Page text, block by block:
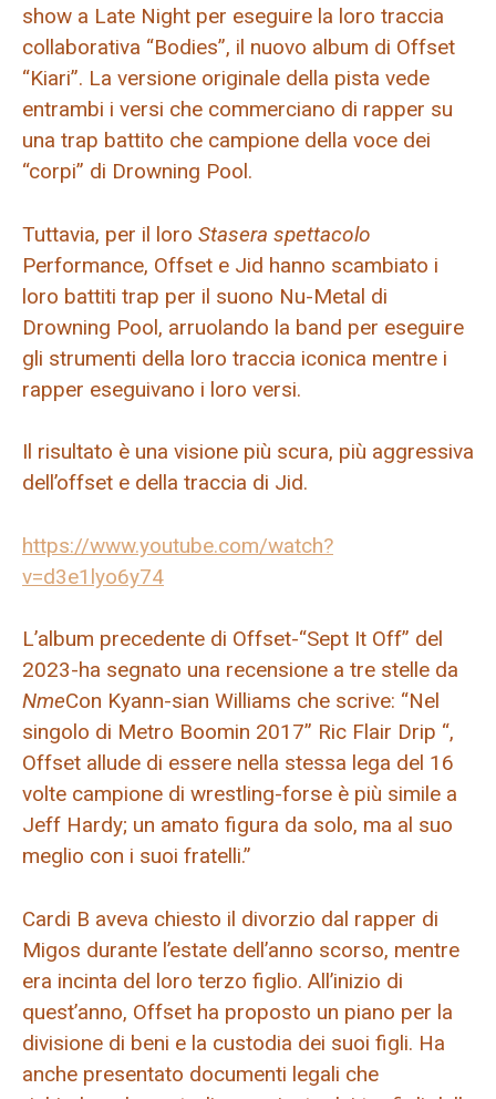
show a Late Night per eseguire la loro traccia
collaborativa “Bodies”, il nuovo album di Offset
“Kiari”. La versione originale della pista vede
entrambi i versi che commerciano di rapper su
una trap battito che campione della voce dei
“corpi” di Drowning Pool.
Tuttavia, per il loro Stasera spettacolo
Performance, Offset e Jid hanno scambiato i
loro battiti trap per il suono Nu-Metal di
Drowning Pool, arruolando la band per eseguire
gli strumenti della loro traccia iconica mentre i
rapper eseguivano i loro versi.
Il risultato è una visione più scura, più aggressiva
dell’offset e della traccia di Jid.
https://www.youtube.com/watch?
v=d3e1lyo6y74
L’album precedente di Offset-“Sept It Off” del
2023-ha segnato una recensione a tre stelle da
NmeCon Kyann-sian Williams che scrive: “Nel
singolo di Metro Boomin 2017” Ric Flair Drip “,
Offset allude di essere nella stessa lega del 16
volte campione di wrestling-forse è più simile a
Jeff Hardy; un amato figura da solo, ma al suo
meglio con i suoi fratelli.”
Cardi B aveva chiesto il divorzio dal rapper di
Migos durante l’estate dell’anno scorso, mentre
era incinta del loro terzo figlio. All’inizio di
quest’anno, Offset ha proposto un piano per la
divisione di beni e la custodia dei suoi figli. Ha
anche presentato documenti legali che